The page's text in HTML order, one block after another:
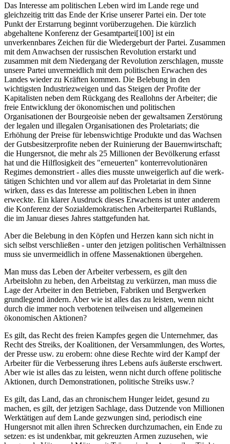
Das Interesse am politischen Leben wird im Lande rege und
gleichzeitig tritt das Ende der Krise unserer Partei ein. Der tote
Punkt der Erstarrung beginnt vorüberzugehen. Die kürzlich
abgehaltene Konferenz der Gesamtpartei[100] ist ein
unverkennbares Zeichen für die Wiedergeburt der Partei. Zusammen
mit dem Anwachsen der russischen Revolution erstarkt und
zusammen mit dem Niedergang der Revolution zerschlagen, musste
unsere Partei unvermeidlich mit dem politischen Erwachen des
Landes wieder zu Kräften kommen. Die Belebung in den
wichtigsten Industriezweigen und das Steigen der Profite der
Kapitalisten neben dem Rückgang des Reallohns der Arbeiter; die
freie Entwicklung der ökonomischen und politischen
Organisationen der Bourgeoisie neben der gewaltsamen Zerstörung
der legalen und illegalen Organisationen des Proletariats; die
Erhöhung der Preise für lebenswichtige Produkte und das Wachsen
der Gutsbesitzerprofite neben der Ruinierung der Bauernwirtschaft;
die Hungersnot, die mehr als 25 Millionen der Bevölkerung erfasst
hat und die Hilflosigkeit des "erneuerten" konterrevolutionären
Regimes demonstriert - alles dies musste unweigerlich auf die werk-
tätigen Schichten und vor allem auf das Proletariat in dem Sinne
wirken, dass es das Interesse am politischen Leben in ihnen
erweckte. Ein klarer Ausdruck dieses Erwachens ist unter anderem
die Konferenz der Sozialdemokratischen Arbeiterpartei Rußlands,
die im Januar dieses Jahres stattgefunden hat.
Aber die Belebung in den Köpfen und Herzen kann sich nicht in
sich selbst verschließen - unter den jetzigen politischen Verhältnissen
muss sie unvermeidlich in offene Massenaktionen übergehen.
Man muss das Leben der Arbeiter verbessern, es gilt den
Arbeitslohn zu heben, den Arbeitstag zu verkürzen, man muss die
Lage der Arbeiter in den Betrieben, Fabriken und Bergwerken
grundlegend ändern. Aber wie ist alles das zu leisten, wenn nicht
durch die immer noch verbotenen teilweisen und allgemeinen
ökonomischen Aktionen?
Es gilt, das Recht des freien Kampfes gegen die Unternehmer, das
Recht des Streiks, der Koalitionen, der Versammlungen, des Wortes,
der Presse usw. zu erobern: ohne diese Rechte wird der Kampf der
Arbeiter für die Verbesserung ihres Lebens aufs äußerste erschwert.
Aber wie ist alles das zu leisten, wenn nicht durch offene politische
Aktionen, durch Demonstrationen, politische Streiks usw.?
Es gilt, das Land, das an chronischem Hunger leidet, gesund zu
machen, es gilt, der jetzigen Sachlage, dass Dutzende von Millionen
Werktätigen auf dem Lande gezwungen sind, periodisch eine
Hungersnot mit allen ihren Schrecken durchzumachen, ein Ende zu
setzen: es ist undenkbar, mit gekreuzten Armen zuzusehen, wie